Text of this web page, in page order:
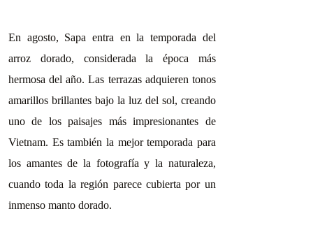
En agosto, Sapa entra en la temporada del
arroz dorado, considerada la época más
hermosa del año. Las terrazas adquieren tonos
amarillos brillantes bajo la luz del sol, creando
uno de los paisajes más impresionantes de
Vietnam. Es también la mejor temporada para
los amantes de la fotografía y la naturaleza,
cuando toda la región parece cubierta por un
inmenso manto dorado.